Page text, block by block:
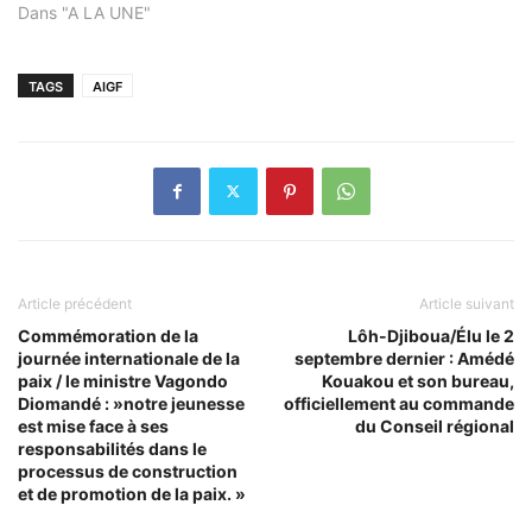
Dans "A LA UNE"
TAGS AIGF
Article précédent
Commémoration de la
journée internationale de la
paix / le ministre Vagondo
Diomandé : »notre jeunesse
est mise face à ses
responsabilités dans le
processus de construction
et de promotion de la paix. »
Article suivant
Lôh-Djiboua/Élu le 2
septembre dernier : Amédé
Kouakou et son bureau,
officiellement au commande
du Conseil régional